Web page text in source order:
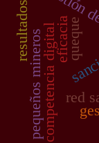
red
competencia digital
pequeños mineros eficacia
resultados queque